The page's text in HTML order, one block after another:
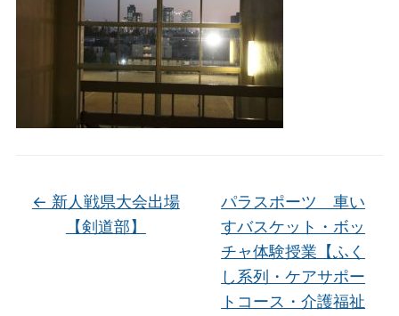
← 新人戦県大会出場
【剣道部】
パラスポーツ 車い
すバスケット・ボッ
チャ体験授業【ふく
し系列・ケアサポー
トコース・介護福祉